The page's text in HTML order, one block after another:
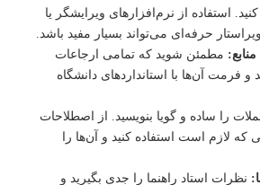
از نرم‌افزارهای ویرایشگر یا
حرفه‌ای می‌تواند بسیار مفید باشد.
مطمئن شوید که تمامی ارجاعات
آن‌ها با استانداردهای دانشگاه
ساده و گویا بنویسید. از اصطلاحات
است استفاده کنید و آن‌ها را
استاد راهنما را جدی بگیرید و